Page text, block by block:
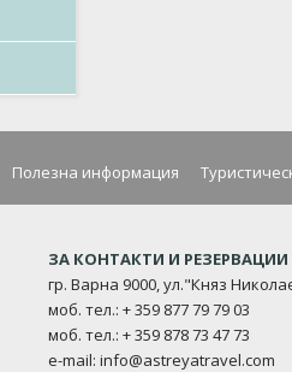
Полезна информация
ЗА КОНТАКТИ И РЕЗЕРВАЦИИ
гр. Варна 9000, ул."Княз
моб. тел.: + 359 877 79 79 03
моб. тел.: + 359 878 73 47 73
e-mail: info@astreyatravel.com